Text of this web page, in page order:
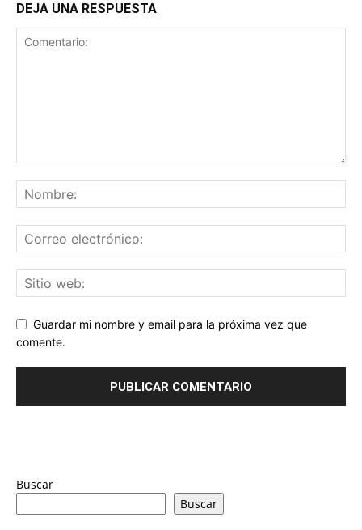
DEJA UNA RESPUESTA
Guardar mi nombre y email para la próxima vez que
comente.
Buscar
Buscar